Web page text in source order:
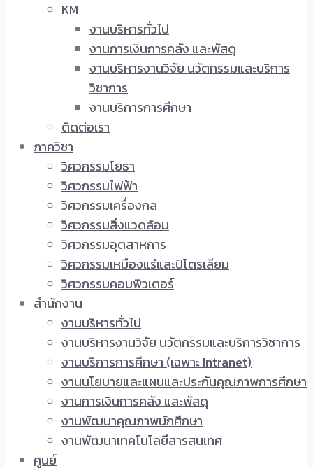
KM
งานบริหารทั่วไป
งานการเงินการคลัง และพัสดุ
งานบริหารงานวิจัย นวัตกรรมและบริการ
วิชาการ
งานบริการการศึกษา
ติดต่อเรา
ภาควิชา
วิศวกรรมโยธา
วิศวกรรมไฟฟ้า
วิศวกรรมเครื่องกล
วิศวกรรมสิ่งแวดล้อม
วิศวกรรมอุตสาหการ
วิศวกรรมเหมืองแร่และปิโตรเลียม
วิศวกรรมคอมพิวเตอร์
สำนักงาน
งานบริหารทั่วไป
งานบริหารงานวิจัย นวัตกรรมและบริการวิชาการ
งานบริการการศึกษา (เฉพาะ Intranet)
งานนโยบายและแผนและประกันคุณภาพการศึกษา
งานการเงินการคลัง และพัสดุ
งานพัฒนาคุณภาพนักศึกษา
งานพัฒนาเทคโนโลยีสารสนเทศ
ศูนย์